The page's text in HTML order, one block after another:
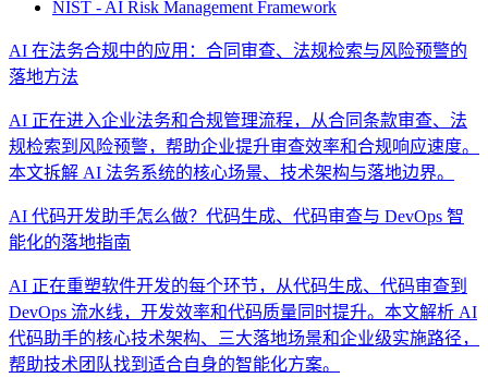
NIST - AI Risk Management Framework
AI 在法务合规中的应用：合同审查、法规检索与风险预警的
落地方法
AI 正在进入企业法务和合规管理流程，从合同条款审查、法
规检索到风险预警，帮助企业提升审查效率和合规响应速度。
本文拆解 AI 法务系统的核心场景、技术架构与落地边界。
AI 代码开发助手怎么做？代码生成、代码审查与 DevOps 智
能化的落地指南
AI 正在重塑软件开发的每个环节，从代码生成、代码审查到
DevOps 流水线，开发效率和代码质量同时提升。本文解析 AI
代码助手的核心技术架构、三大落地场景和企业级实施路径，
帮助技术团队找到适合自身的智能化方案。